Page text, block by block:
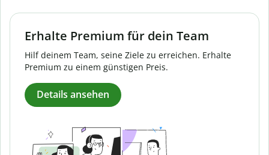
Erhalte Premium für dein Team
Hilf deinem Team, seine Ziele zu erreichen. Erhalte
Premium zu einem günstigen Preis.
Details ansehen